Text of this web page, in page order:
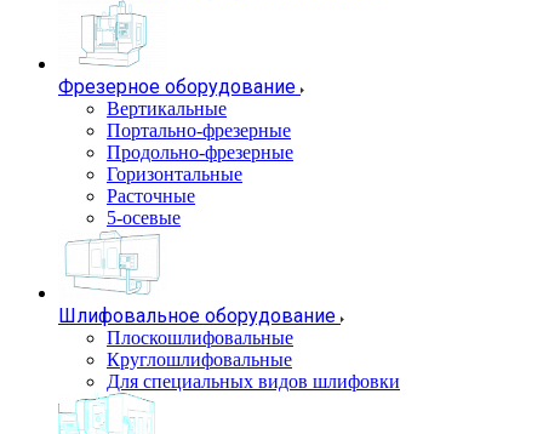
Фрезерное оборудование
Вертикальные
Портально-фрезерные
Продольно-фрезерные
Горизонтальные
Расточные
5-осевые
Шлифовальное оборудование
Плоскошлифовальные
Круглошлифовальные
Для специальных видов шлифовки